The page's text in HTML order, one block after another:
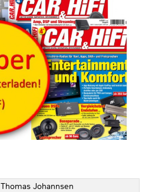
Thomas Johannsen